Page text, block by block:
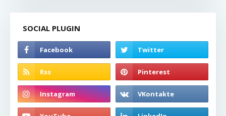
SOCIAL PLUGIN